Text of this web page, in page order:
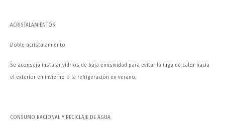
ACRISTALAMIENTOS
Doble acristalamiento
Se aconseja instalar vidrios de baja emisividad para evitar la fuga de calor hacia
el exterior en invierno o la refrigeración en verano.
CONSUMO RACIONAL Y RECICLAJE DE AGUA